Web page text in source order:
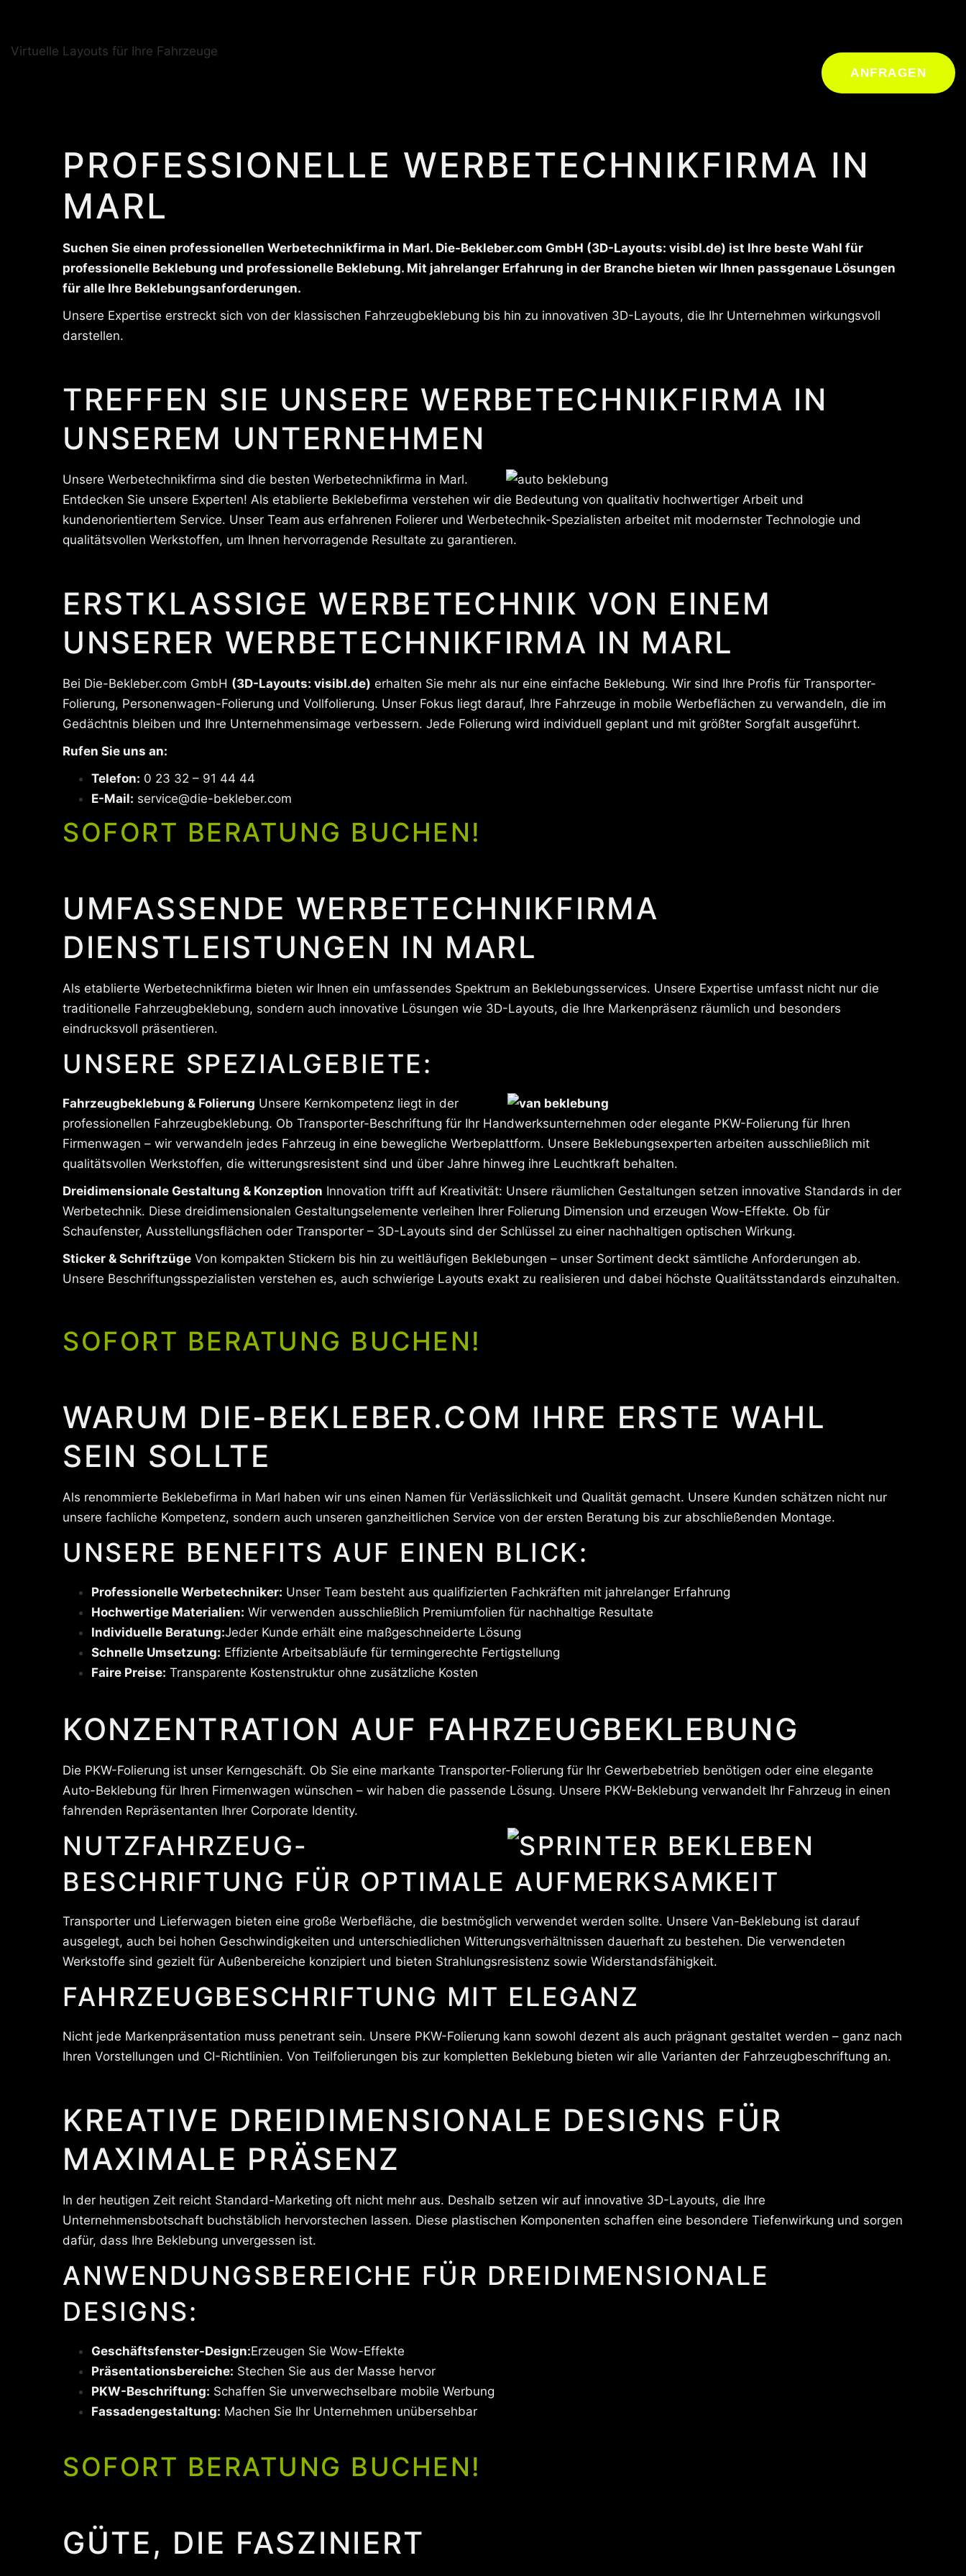
Virtuelle Layouts für Ihre Fahrzeuge
ANFRAGEN
PROFESSIONELLE WERBETECHNIKFIRMA IN
MARL
Suchen Sie einen professionellen Werbetechnikfirma in Marl. Die-Bekleber.com GmbH (3D-Layouts: visibl.de) ist Ihre beste Wahl für
professionelle Beklebung und professionelle Beklebung. Mit jahrelanger Erfahrung in der Branche bieten wir Ihnen passgenaue Lösungen
für alle Ihre Beklebungsanforderungen.
Unsere Expertise erstreckt sich von der klassischen Fahrzeugbeklebung bis hin zu innovativen 3D-Layouts, die Ihr Unternehmen wirkungsvoll
darstellen.
TREFFEN SIE UNSERE WERBETECHNIKFIRMA IN
UNSEREM UNTERNEHMEN
Unsere Werbetechnikfirma sind die besten Werbetechnikfirma in Marl.
Entdecken Sie unsere Experten! Als etablierte Beklebefirma verstehen wir die Bedeutung von qualitativ hochwertiger Arbeit und
kundenorientiertem Service. Unser Team aus erfahrenen Folierer und Werbetechnik-Spezialisten arbeitet mit modernster Technologie und
qualitätsvollen Werkstoffen, um Ihnen hervorragende Resultate zu garantieren.
ERSTKLASSIGE WERBETECHNIK VON EINEM
UNSERER WERBETECHNIKFIRMA IN MARL
Bei Die-Bekleber.com GmbH (3D-Layouts: visibl.de) erhalten Sie mehr als nur eine einfache Beklebung. Wir sind Ihre Profis für Transporter-
Folierung, Personenwagen-Folierung und Vollfolierung. Unser Fokus liegt darauf, Ihre Fahrzeuge in mobile Werbeflächen zu verwandeln, die im
Gedächtnis bleiben und Ihre Unternehmensimage verbessern. Jede Folierung wird individuell geplant und mit größter Sorgfalt ausgeführt.
Rufen Sie uns an:
Telefon: 0 23 32 – 91 44 44
E-Mail: service@die-bekleber.com
SOFORT BERATUNG BUCHEN!
UMFASSENDE WERBETECHNIKFIRMA
DIENSTLEISTUNGEN IN MARL
Als etablierte Werbetechnikfirma bieten wir Ihnen ein umfassendes Spektrum an Beklebungsservices. Unsere Expertise umfasst nicht nur die
traditionelle Fahrzeugbeklebung, sondern auch innovative Lösungen wie 3D-Layouts, die Ihre Markenpräsenz räumlich und besonders
eindrucksvoll präsentieren.
UNSERE SPEZIALGEBIETE:
Fahrzeugbeklebung & Folierung Unsere Kernkompetenz liegt in der
professionellen Fahrzeugbeklebung. Ob Transporter-Beschriftung für Ihr Handwerksunternehmen oder elegante PKW-Folierung für Ihren
Firmenwagen – wir verwandeln jedes Fahrzeug in eine bewegliche Werbeplattform. Unsere Beklebungsexperten arbeiten ausschließlich mit
qualitätsvollen Werkstoffen, die witterungsresistent sind und über Jahre hinweg ihre Leuchtkraft behalten.
Dreidimensionale Gestaltung & Konzeption Innovation trifft auf Kreativität: Unsere räumlichen Gestaltungen setzen innovative Standards in der
Werbetechnik. Diese dreidimensionalen Gestaltungselemente verleihen Ihrer Folierung Dimension und erzeugen Wow-Effekte. Ob für
Schaufenster, Ausstellungsflächen oder Transporter – 3D-Layouts sind der Schlüssel zu einer nachhaltigen optischen Wirkung.
Sticker & Schriftzüge Von kompakten Stickern bis hin zu weitläufigen Beklebungen – unser Sortiment deckt sämtliche Anforderungen ab.
Unsere Beschriftungsspezialisten verstehen es, auch schwierige Layouts exakt zu realisieren und dabei höchste Qualitätsstandards einzuhalten.
SOFORT BERATUNG BUCHEN!
WARUM DIE-BEKLEBER.COM IHRE ERSTE WAHL
SEIN SOLLTE
Als renommierte Beklebefirma in Marl haben wir uns einen Namen für Verlässlichkeit und Qualität gemacht. Unsere Kunden schätzen nicht nur
unsere fachliche Kompetenz, sondern auch unseren ganzheitlichen Service von der ersten Beratung bis zur abschließenden Montage.
UNSERE BENEFITS AUF EINEN BLICK:
Professionelle Werbetechniker: Unser Team besteht aus qualifizierten Fachkräften mit jahrelanger Erfahrung
Hochwertige Materialien: Wir verwenden ausschließlich Premiumfolien für nachhaltige Resultate
Individuelle Beratung:Jeder Kunde erhält eine maßgeschneiderte Lösung
Schnelle Umsetzung: Effiziente Arbeitsabläufe für termingerechte Fertigstellung
Faire Preise: Transparente Kostenstruktur ohne zusätzliche Kosten
KONZENTRATION AUF FAHRZEUGBEKLEBUNG
Die PKW-Folierung ist unser Kerngeschäft. Ob Sie eine markante Transporter-Folierung für Ihr Gewerbebetrieb benötigen oder eine elegante
Auto-Beklebung für Ihren Firmenwagen wünschen – wir haben die passende Lösung. Unsere PKW-Beklebung verwandelt Ihr Fahrzeug in einen
fahrenden Repräsentanten Ihrer Corporate Identity.
NUTZFAHRZEUG-
BESCHRIFTUNG FÜR OPTIMALE AUFMERKSAMKEIT
Transporter und Lieferwagen bieten eine große Werbefläche, die bestmöglich verwendet werden sollte. Unsere Van-Beklebung ist darauf
ausgelegt, auch bei hohen Geschwindigkeiten und unterschiedlichen Witterungsverhältnissen dauerhaft zu bestehen. Die verwendeten
Werkstoffe sind gezielt für Außenbereiche konzipiert und bieten Strahlungsresistenz sowie Widerstandsfähigkeit.
FAHRZEUGBESCHRIFTUNG MIT ELEGANZ
Nicht jede Markenpräsentation muss penetrant sein. Unsere PKW-Folierung kann sowohl dezent als auch prägnant gestaltet werden – ganz nach
Ihren Vorstellungen und CI-Richtlinien. Von Teilfolierungen bis zur kompletten Beklebung bieten wir alle Varianten der Fahrzeugbeschriftung an.
KREATIVE DREIDIMENSIONALE DESIGNS FÜR
MAXIMALE PRÄSENZ
In der heutigen Zeit reicht Standard-Marketing oft nicht mehr aus. Deshalb setzen wir auf innovative 3D-Layouts, die Ihre
Unternehmensbotschaft buchstäblich hervorstechen lassen. Diese plastischen Komponenten schaffen eine besondere Tiefenwirkung und sorgen
dafür, dass Ihre Beklebung unvergessen ist.
ANWENDUNGSBEREICHE FÜR DREIDIMENSIONALE
DESIGNS:
Geschäftsfenster-Design:Erzeugen Sie Wow-Effekte
Präsentationsbereiche: Stechen Sie aus der Masse hervor
PKW-Beschriftung: Schaffen Sie unverwechselbare mobile Werbung
Fassadengestaltung: Machen Sie Ihr Unternehmen unübersehbar
SOFORT BERATUNG BUCHEN!
GÜTE, DIE FASZINIERT